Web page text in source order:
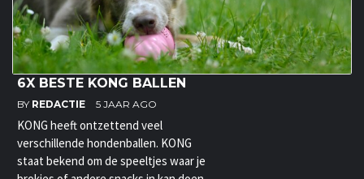
6X BESTE KONG BALLEN
BY REDACTIE 5 JAAR AGO
KONG heeft ontzettend veel
verschillende hondenballen. KONG
staat bekend om de speeltjes waar je